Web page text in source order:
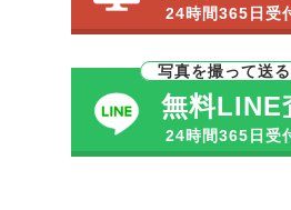
24時間365日受
写真を撮って送る
無料LINE
24時間365日受